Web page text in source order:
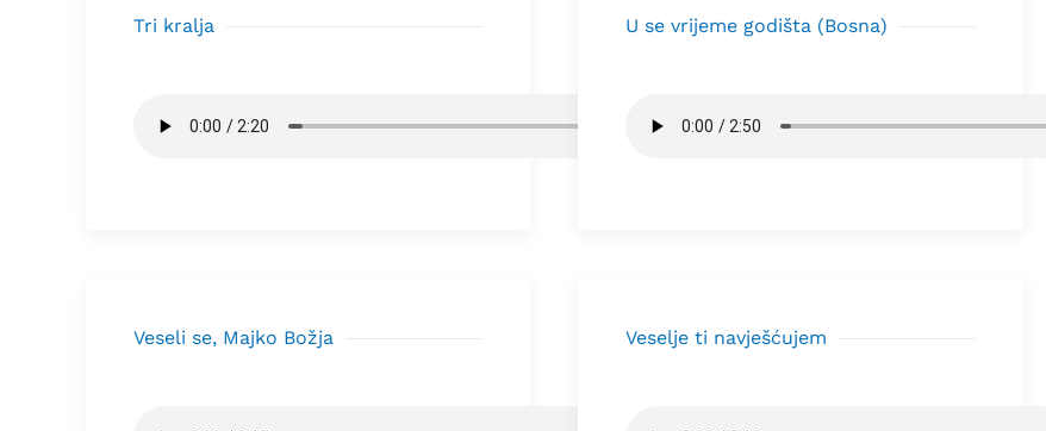
Tri kralja U se vrijeme godišta (Bosna)
Veseli se, Majko Božja Veselje ti navješćujem